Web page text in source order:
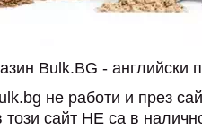
Bulk.BG - английски
не работи и през
сайт НЕ са в